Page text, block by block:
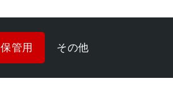
保管用 その他